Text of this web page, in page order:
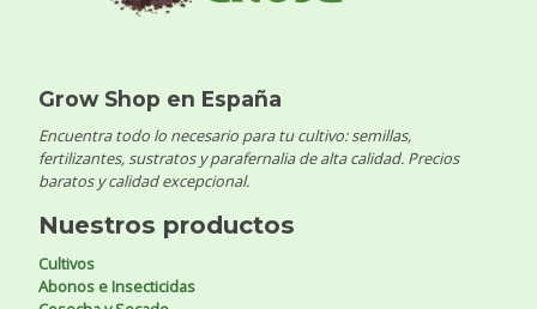
Grow Shop en España
Encuentra todo lo necesario para tu cultivo: semillas,
fertilizantes, sustratos y parafernalia de alta calidad. Precios
baratos y calidad excepcional.
Nuestros productos
Cultivos
Abonos e Insecticidas